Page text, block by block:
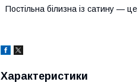
Постільна білизна із сатину —
Характеристики